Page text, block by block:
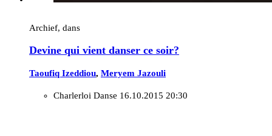
Archief, dans
Devine qui vient danser ce soir?
Taoufiq Izeddiou, Meryem Jazouli
Charlerloi Danse 16.10.2015 20:30